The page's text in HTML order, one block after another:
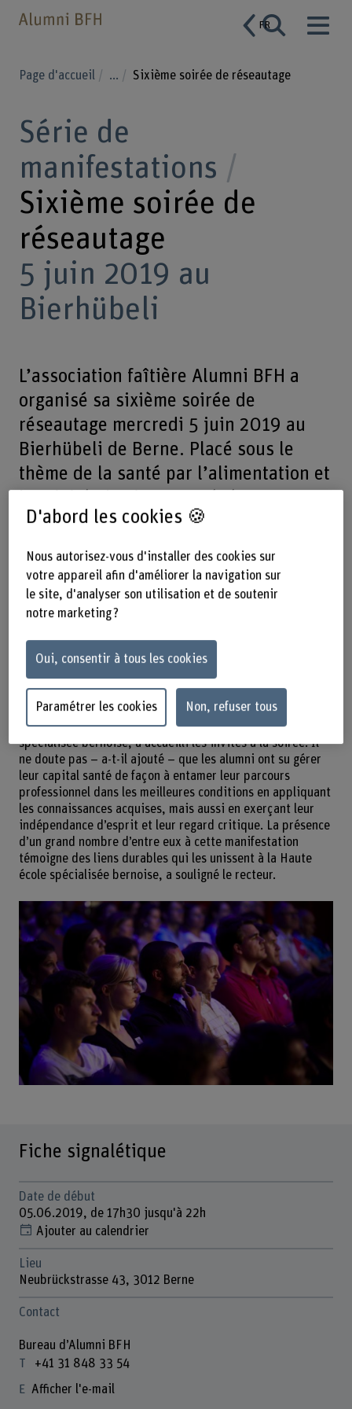
FR
Page d'accueil ... Sixième soirée de réseautage
Série de
manifestations
Sixième soirée de
réseautage
5 juin 2019 au
Bierhübeli
L’association faîtière Alumni BFH a
organisé sa sixième soirée de
réseautage mercredi 5 juin 2019 au
Bierhübeli de Berne. Placé sous le
thème de la santé par l’alimentation et
réuni quelque 250 alumni, étudiant-e-
s et enseignant-e-s. Au programme:
des conférences passionnantes et un
concert exclusif du groupe Carrousel.
Le 05.06.2019, de 17h30 jusqu'à 22h
– Neubrückstrasse 43, 3012 Berne
La santé est un bien précieux: c’est par ces mots que le
Prof. Herbert Binggeli, recteur de la Haute école
spécialisée bernoise, a accueilli les invités à la soirée. Il
ne doute pas – a-t-il ajouté – que les alumni ont su gérer
leur capital santé de façon à entamer leur parcours
professionnel dans les meilleures conditions en appliquant
les connaissances acquises, mais aussi en exerçant leur
indépendance d’esprit et leur regard critique. La présence
d’un grand nombre d’entre eux à cette manifestation
témoigne des liens durables qui les unissent à la Haute
école spécialisée bernoise, a souligné le recteur.
Fiche signalétique
Date de début
05.06.2019, de 17h30 jusqu'à 22h
Ajouter au calendrier
Lieu
Neubrückstrasse 43, 3012 Berne
Contact
Bureau d’Alumni BFH
+41 31 848 33 54
Afficher l'e-mail
D'abord les cookies 🍪
Nous autorisez-vous d'installer des cookies sur
votre appareil afin d'améliorer la navigation sur
le site, d'analyser son utilisation et de soutenir
notre marketing ?
Oui, consentir à tous les cookies
Paramétrer les cookies Non, refuser tous